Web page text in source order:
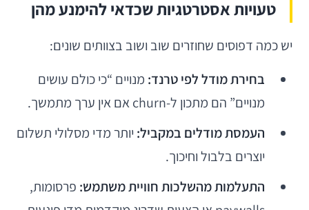
טעויות אסטרטגיות שכדאי להימנע מהן
יש כמה דפוסים שחוזרים שוב ושוב בצוותים שונים:
בחירת מודל לפי טרנד: מנויים “כי כולם עושים
מנויים” הם מתכון ל-churn אם אין ערך מתמשך.
העמסת מודלים במקביל: יותר מדי מסלולי תשלום
יוצרים בלבול וחיכוך.
התעלמות מהשלכות חוויית משתמש: פרסומות,